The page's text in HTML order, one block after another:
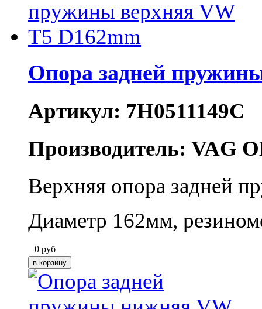
Опора задней
Артикул: 7H0511149C
Производитель: VAG
Верхняя опора задней
Диаметр 162мм,
0 руб